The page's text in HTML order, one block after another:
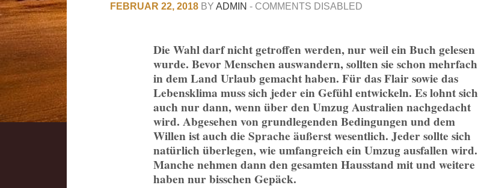
FEBRUAR 22, 2018 BY ADMIN - COMMENTS DISABLED
Die Wahl darf nicht getroffen werden, nur weil ein Buch gelesen
wurde. Bevor Menschen auswandern, sollten sie schon mehrfach
in dem Land Urlaub gemacht haben. Für das Flair sowie das
Lebensklima muss sich jeder ein Gefühl entwickeln. Es lohnt sich
auch nur dann, wenn über den Umzug Australien nachgedacht
wird. Abgesehen von grundlegenden Bedingungen und dem
Willen ist auch die Sprache äußerst wesentlich. Jeder sollte sich
natürlich überlegen, wie umfangreich ein Umzug ausfallen wird.
Manche nehmen dann den gesamten Hausstand mit und weitere
haben nur bisschen Gepäck.